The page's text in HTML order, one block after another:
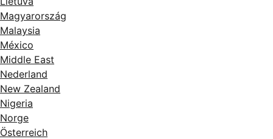
Magyarország
Malaysia
México
Middle East
Nederland
New Zealand
Nigeria
Norge
Österreich